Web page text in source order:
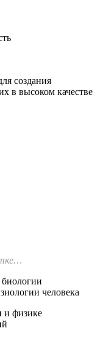
создания
в высоком качестве
человека
и физике